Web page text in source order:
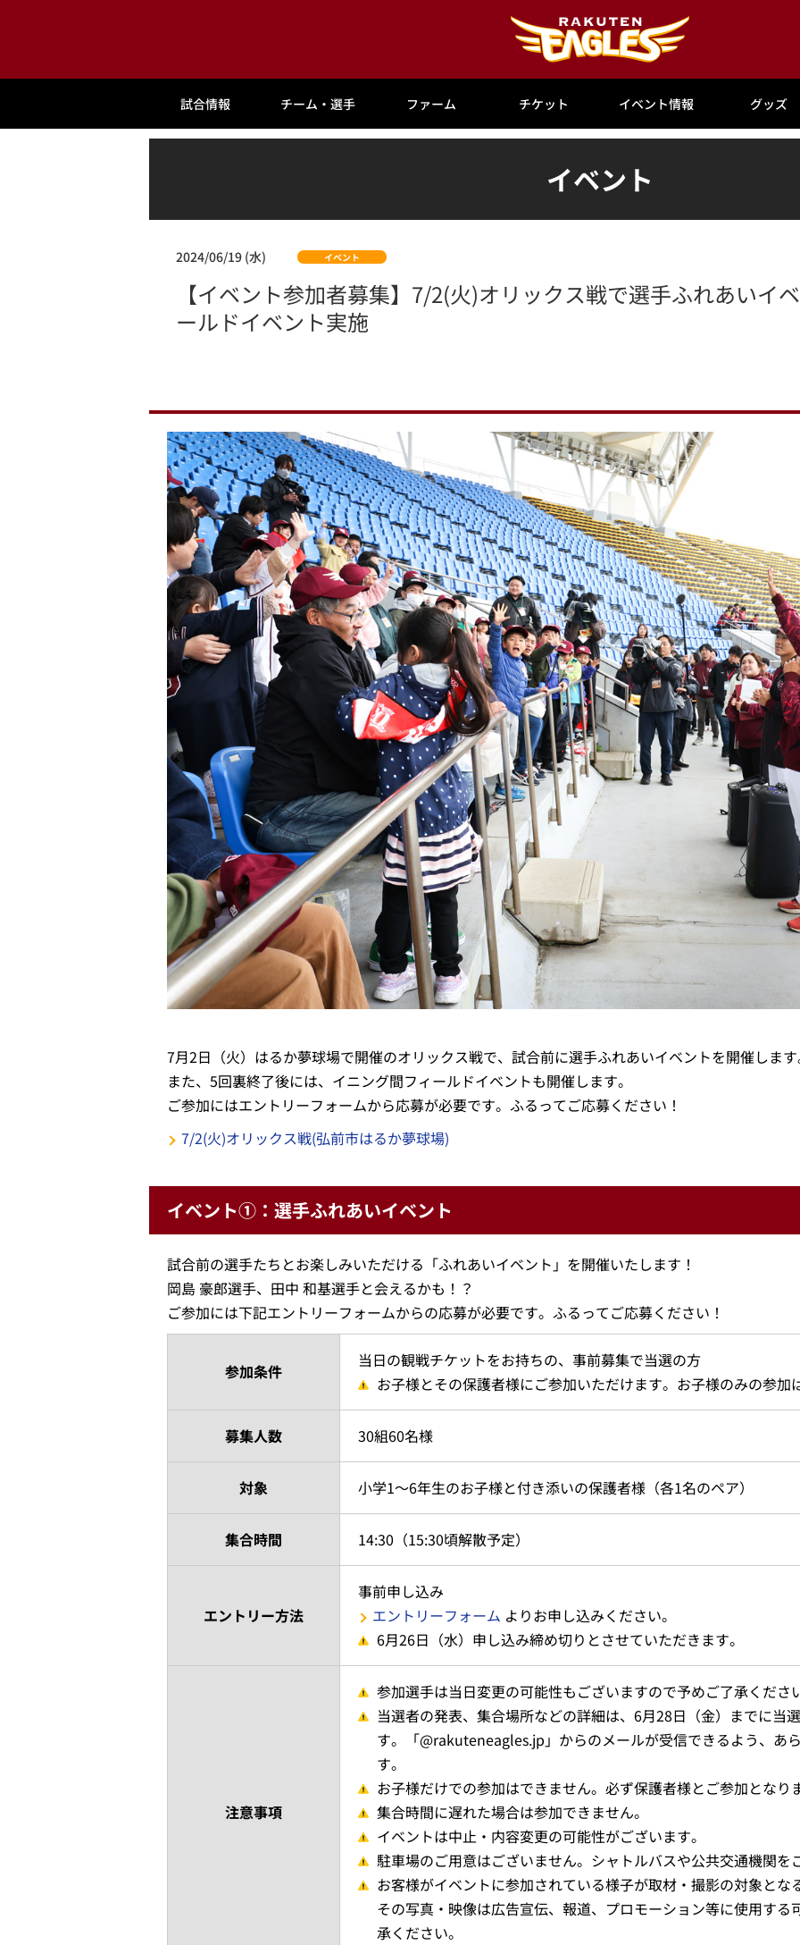
試合情報 チーム・選手 ファーム チケット イベント情報 グッズ
イベント
2024/06/19 (水) イベント
【イベント参加者募集】7/2(火)オリックス戦で選手ふれあいイ
ールドイベント実施
7月2日（火）はるか夢球場で開催のオリックス戦で、試合前に選手ふれあいイベントを開催しま
また、5回裏終了後には、イニング間フィールドイベントも開催します。
ご参加にはエントリーフォームから応募が必要です。ふるってご応募ください！
7/2(火)オリックス戦(弘前市はるか夢球場)
イベント①：選手ふれあいイベント
試合前の選手たちとお楽しみいただける「ふれあいイベント」を開催いたします！
岡島 豪郎選手、田中 和基選手と会えるかも！？
ご参加には下記エントリーフォームからの応募が必要です。ふるってご応募ください！
参加条件
当日の観戦チケットをお持ちの、事前募集で当選の方
お子様とその保護者様にご参加いただけます。お子様のみの参加
募集人数 30組60名様
対象 小学1～6年生のお子様と付き添いの保護者様（各1名のペア）
集合時間 14:30（15:30頃解散予定）
エントリー方法
事前申し込み
エントリーフォーム よりお申し込みください。
6月26日（水）申し込み締め切りとさせていただきます。
注意事項
参加選手は当日変更の可能性もございますので予めご了承くださ
当選者の発表、集合場所などの詳細は、6月28日（金）までに当
す。「@rakuteneagles.jp」からのメールが受信できるよう、あ
す。
お子様だけでの参加はできません。必ず保護者様とご参加となり
集合時間に遅れた場合は参加できません。
イベントは中止・内容変更の可能性がございます。
駐車場のご用意はございません。シャトルバスや公共交通機関を
お客様がイベントに参加されている様子が取材・撮影の対象とな
その写真・映像は広告宣伝、報道、プロモーション等に使用する
承ください。